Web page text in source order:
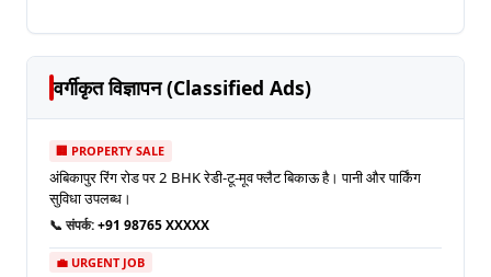
वर्गीकृत विज्ञापन (Classified Ads)
🏢 PROPERTY SALE
अंबिकापुर रिंग रोड पर 2 BHK रेडी-टू-मूव फ्लैट बिकाऊ है। पानी और पार्किंग
सुविधा उपलब्ध।
📞 संपर्क:+91 98765 XXXXX
💼 URGENT JOB